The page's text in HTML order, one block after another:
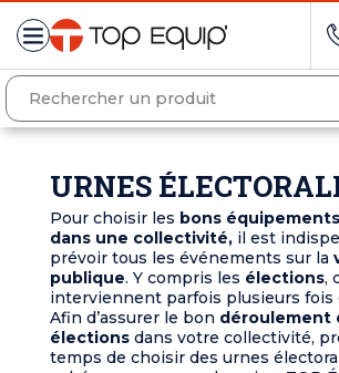
URNES
Pour choisir les bons
dans une collectivité, il est
prévoir tous les événements sur la
publique. Y compris les élections,
interviennent parfois plusieurs fois
Afin d’assurer le bon déroulement
élections dans votre collectivité,
temps de choisir des urnes